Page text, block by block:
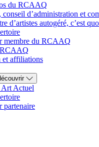
du RCAAQ
conseil d’administration et
d’artistes autogéré, c’est
membre du RCAAQ
et affiliations
Art Actuel
partenaire